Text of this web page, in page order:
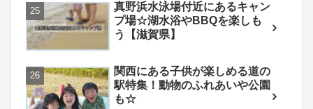
真野浜水泳場付近にあるキャン
プ場☆湖水浴やBBQを楽しも
う【滋賀県】
関西にある子供が楽しめる道の
駅特集！動物のふれあいや公園
も☆